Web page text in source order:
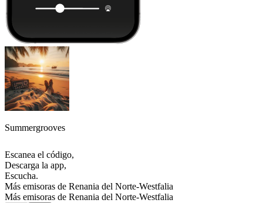
Summergrooves
Escanea el código,
Descarga la app,
Escucha.
Más emisoras de Renania del Norte-Westfalia
Más emisoras de Renania del Norte-Westfalia